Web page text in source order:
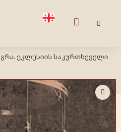
ეკლესიის საკურთხეველი